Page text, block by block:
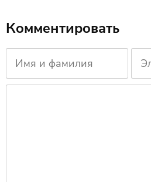
Комментировать